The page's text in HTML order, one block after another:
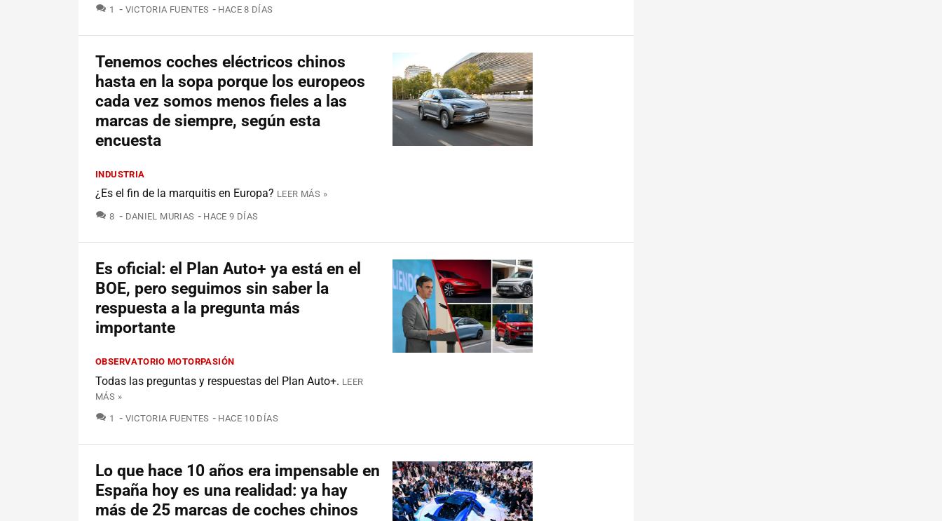
1 COMENTARIOS
VICTORIA FUENTES HACE 8 DÍAS
Tenemos coches eléctricos chinos
hasta en la sopa porque los europeos
cada vez somos menos fieles a las
marcas de siempre, según esta
encuesta
INDUSTRIA
¿Es el fin de la marquitis en Europa? LEER MÁS »
8 COMENTARIOS
DANIEL MURIAS HACE 9 DÍAS
Es oficial: el Plan Auto+ ya está en el
BOE, pero seguimos sin saber la
respuesta a la pregunta más
importante
OBSERVATORIO MOTORPASIÓN
Todas las preguntas y respuestas del Plan Auto+. LEER
MÁS »
1 COMENTARIOS
VICTORIA FUENTES HACE 10 DÍAS
Lo que hace 10 años era impensable en
España hoy es una realidad: ya hay
más de 25 marcas de coches chinos